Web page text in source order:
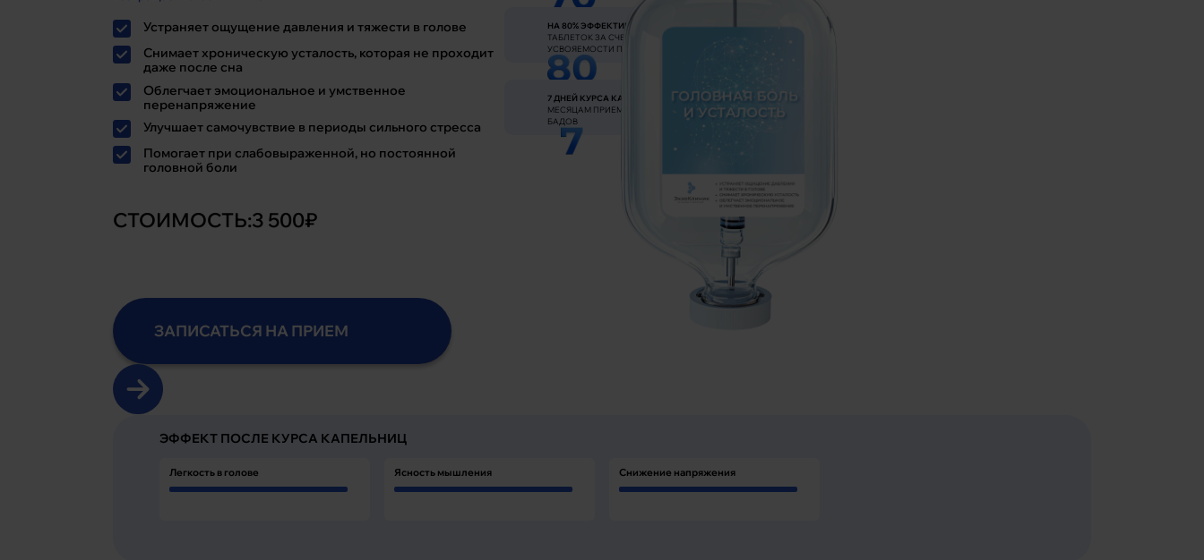
Устраняет ощущение давления и тяжести в голове
Снимает хроническую усталость, которая не проходит
даже после сна
Облегчает эмоциональное и умственное
перенапряжение
Улучшает самочувствие в периоды сильного стресса
Помогает при слабовыраженной, но постоянной
головной боли
СТОИМОСТЬ:3 500₽
ЗАПИСАТЬСЯ НА ПРИЕМ
НА 80% ЭФФЕКТИВНЕЕ
ТАБЛЕТОК ЗА СЧЕТ ВЫСОКОЙ
УСВОЯЕМОСТИ ПРЕПАРАТОВ
7 ДНЕЙ КУРСА КАПЕЛЬНИЦ
РАВЕН 3
МЕСЯЦАМ ПРИЕМА ВИТАМИНОВ И
БАДОВ
ЭФФЕКТ ПОСЛЕ КУРСА КАПЕЛЬНИЦ
Легкость в голове Ясность мышления Снижение напряжения